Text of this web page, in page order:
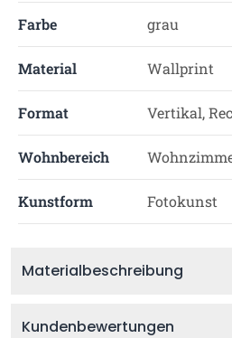
Farbe grau
Material Wallprint
Format Vertikal,
Wohnbereich
Kunstform Fotokunst
Materialbeschreibung
Kundenbewertungen